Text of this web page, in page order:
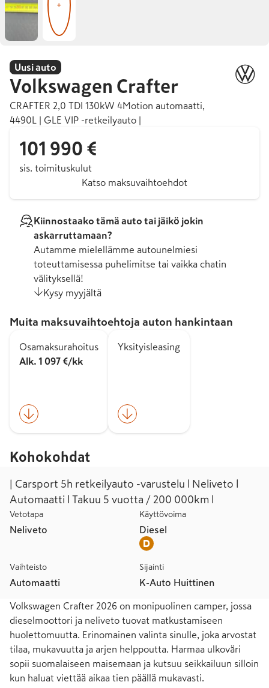
+
Uusi auto
Volkswagen Crafter
CRAFTER 2,0 TDI 130kW 4Motion automaatti,
4490L | GLE VIP -retkeilyauto |
101 990 €
sis. toimituskulut
Katso maksuvaihtoehdot
Kiinnostaako tämä auto tai jäikö jokin
askarruttamaan?
Autamme mielellämme autounelmiesi
toteuttamisessa puhelimitse tai vaikka chatin
välityksellä!
Kysy myyjältä
Muita maksuvaihtoehtoja auton hankintaan
Osamaksurahoitus
Alk. 1 097 €/kk
Yksityisleasing
Kohokohdat
| Carsport 5h retkeilyauto -varustelu l Neliveto l
Automaatti l Takuu 5 vuotta / 200 000km l
Vetotapa
Neliveto
Käyttövoima
Diesel
Vaihteisto
Automaatti
Sijainti
K-Auto Huittinen
Volkswagen Crafter 2026 on monipuolinen camper, jossa
dieselmoottori ja neliveto tuovat matkustamiseen
huolettomuutta. Erinomainen valinta sinulle, joka arvostat
tilaa, mukavuutta ja arjen helppoutta. Harmaa ulkoväri
sopii suomalaiseen maisemaan ja kutsuu seikkailuun silloin
kun haluat viettää aikaa tien päällä mukavasti.